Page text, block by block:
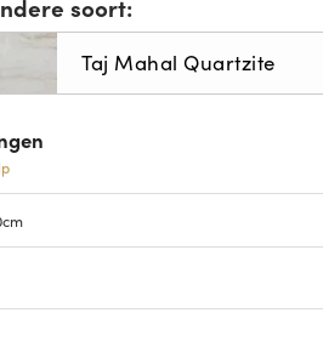
soort:
Taj Mahal Quartzite